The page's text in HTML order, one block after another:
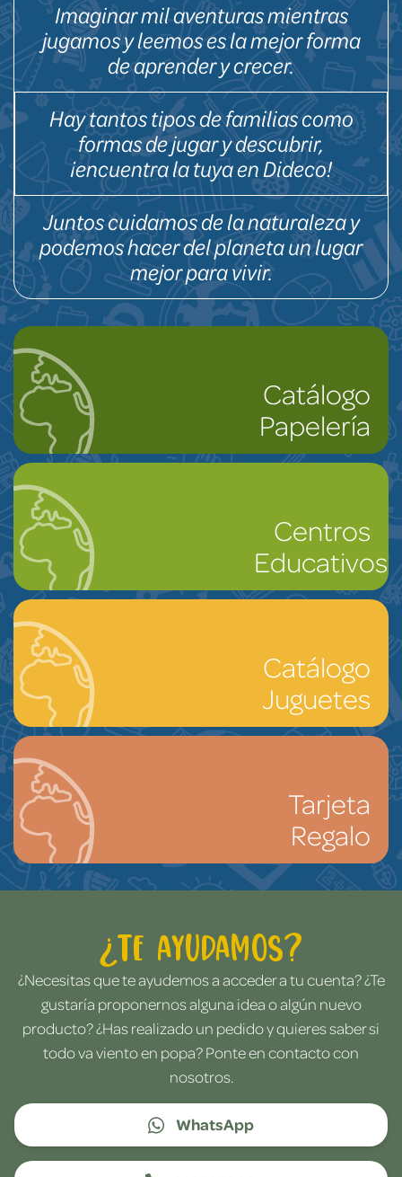
Imaginar mil aventuras mientras
jugamos y leemos es la mejor forma
de aprender y crecer.
Hay tantos tipos de familias como
formas de jugar y descubrir,
¡encuentra la tuya en Dideco!
Juntos cuidamos de la naturaleza y
podemos hacer del planeta un lugar
mejor para vivir.
Catálogo
Papelería
Centros
Educativos
Catálogo
Juguetes
Tarjeta
Regalo
¿Te ayudamos?
¿Necesitas que te ayudemos a acceder a tu cuenta? ¿Te
gustaría proponernos alguna idea o algún nuevo
producto? ¿Has realizado un pedido y quieres saber si
todo va viento en popa? Ponte en contacto con
nosotros.
WhatsApp